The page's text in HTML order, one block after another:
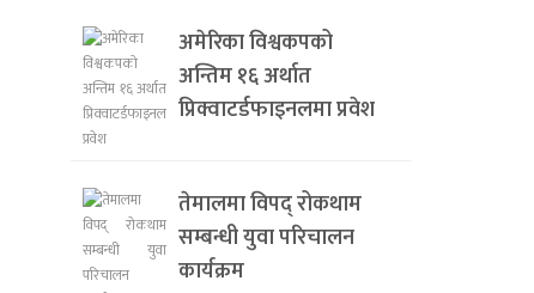
अमेरिका विश्वकपको
अन्तिम १६ अर्थात
प्रिक्वाटर्डफाइनलमा प्रवेश
तेमालमा विपद् रोकथाम
सम्बन्धी युवा परिचालन
कार्यक्रम